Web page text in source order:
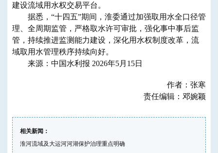
建设流域用水权交易平台。
据悉，“十四五”期间，淮委通过加强取用水全口径管
理、全周期监管，严格取水许可审批，强化事中事后监
管，持续推进监测能力建设，深化用水权制度改革，流
域取用水管理秩序持续向好。
来源：中国水利报 2026年5月15日
作者：张寒
责任编辑：邓婉颖
相关新闻：
淮河流域及大运河河湖保护治理重点明确